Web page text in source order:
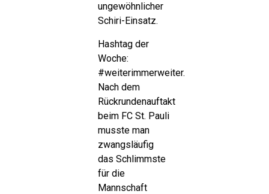
ungewöhnlicher
Schiri-Einsatz.
Hashtag der
Woche:
#weiterimmerweiter.
Nach dem
Rückrundenauftakt
beim FC St. Pauli
musste man
zwangsläufig
das Schlimmste
für die
Mannschaft